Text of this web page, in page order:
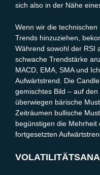
sich also in der Nähe
Wenn wir die
Trends hinzuziehen,
Während sowohl der RSI
schwache Trendstärke
MACD, EMA, SMA und
Aufwärtstrend. Die
gemischtes Bild – auf
überwiegen bärische
Zeiträumen bullische
begünstigen die
fortgesetzten